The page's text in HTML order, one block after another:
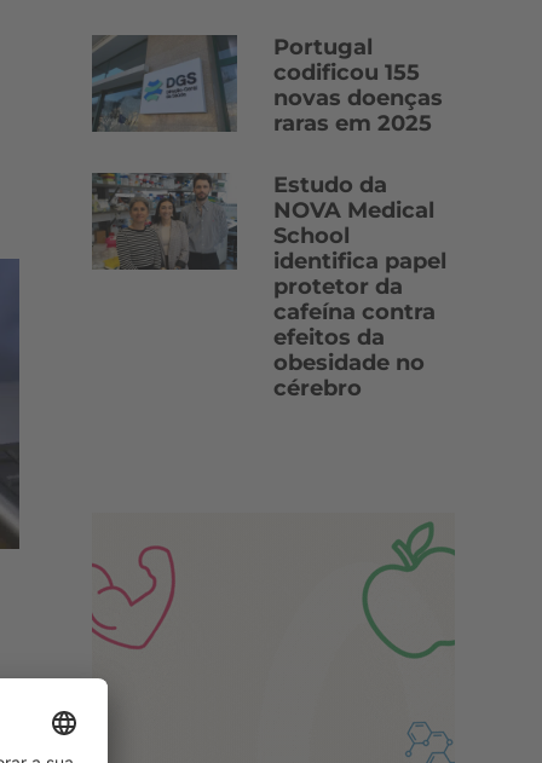
Portugal
codificou 155
novas doenças
raras em 2025
Estudo da
NOVA Medical
School
identifica papel
protetor da
cafeína contra
efeitos da
obesidade no
cérebro